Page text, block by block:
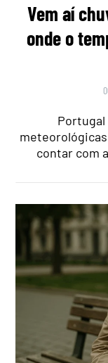
Vem aí
onde o
contar com